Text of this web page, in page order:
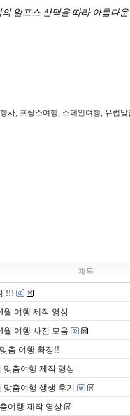
의 알프스 산맥을 따라 아름다
사, 프랑스여행, 스페인여행, 유럽맞
제목
!!!
여행 제작 영상
여행 사진 모음
춤 여행 확정!!
춤여행 제작 영상
춤여행 생생 후기
여행 제작 영상